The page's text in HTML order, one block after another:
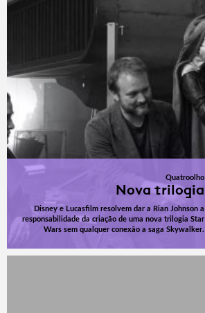
Quatroolho
Nova trilogia
Disney e Lucasfilm resolvem dar a Rian Johnson a
responsabilidade da criação de uma nova trilogia Star
Wars sem qualquer conexão a saga Skywalker.